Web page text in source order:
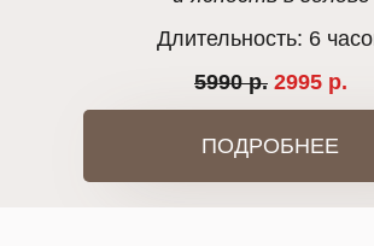
ПОДРОБНЕЕ
Длительность: 6
5990 р. 2995 р.